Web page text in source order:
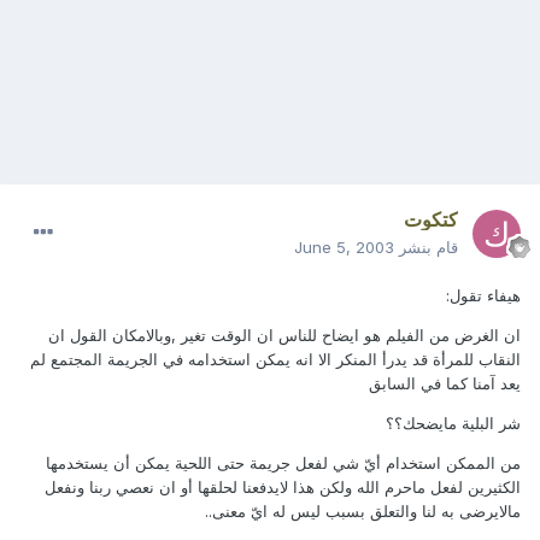
كتكوت
قام بنشر June 5, 2003
هيفاء تقول:
ان الغرض من الفيلم هو ايضاح للناس ان الوقت تغير ,وبالامكان القول ان
النقاب للمرأة قد يدرأ المنكر الا انه يمكن استخدامه في الجريمة المجتمع لم
يعد آمنا كما في السابق
شر البلية مايضحك؟؟
من الممكن استخدام أيّ شي لفعل جريمة حتى اللحية يمكن أن يستخدمها
الكثيرين لفعل ماحرم الله ولكن هذا لايدفعنا لحلقها أو ان نعصي ربنا ونفعل
مالايرضى به لنا والتعلق بسبب ليس له ايّ معنى..